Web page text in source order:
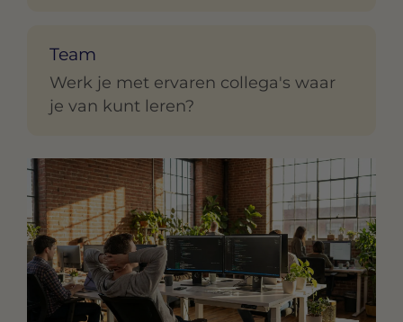
Team
Werk je met ervaren collega's waar
je van kunt leren?